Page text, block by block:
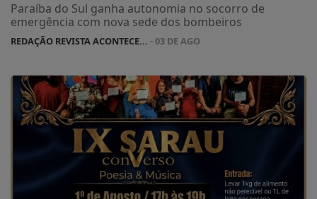
Paraíba do Sul ganha autonomia no socorro de
emergência com nova sede dos bombeiros
REDAÇÃO REVISTA ACONTECE... - 03 DE AGO